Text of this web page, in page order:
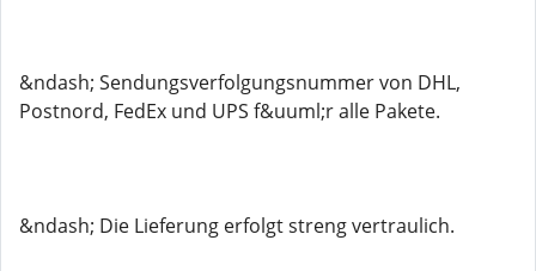
&ndash; Sendungsverfolgungsnummer von DHL,
Postnord, FedEx und UPS f&uuml;r alle Pakete.
&ndash; Die Lieferung erfolgt streng vertraulich.